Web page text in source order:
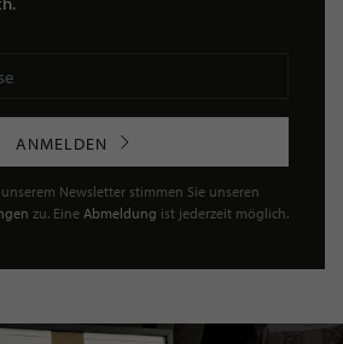
ANMELDEN
Newsletter stimmen Sie unseren
zu. Eine Abmeldung ist jederzeit möglich.